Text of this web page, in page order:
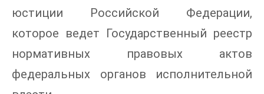
юстиции Российской Федерации,
которое ведет Государственный реестр
нормативных правовых актов
федеральных органов исполнительной